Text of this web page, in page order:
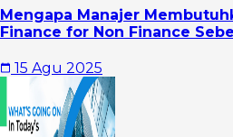
Mengapa Manajer
Finance for Non Finance
15 Agu 2025